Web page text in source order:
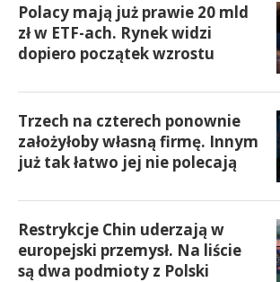
Polacy mają już prawie 20 mld
zł w ETF-ach. Rynek widzi
dopiero początek wzrostu
Trzech na czterech ponownie
założyłoby własną firmę. Innym
już tak łatwo jej nie polecają
Restrykcje Chin uderzają w
europejski przemysł. Na liście
są dwa podmioty z Polski